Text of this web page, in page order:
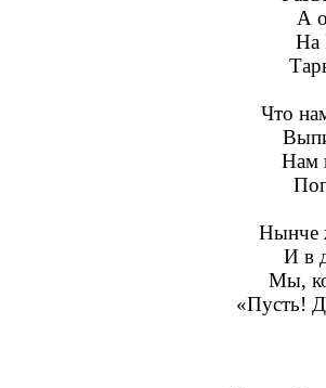
А
На
Что
Нам
Нынче
И в
Мы,
«Пусть!